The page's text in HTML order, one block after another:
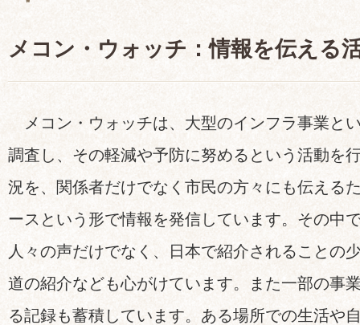
メコン・ウォッチ：情報を伝える
メコン・ウォッチは、大型のインフラ事業と
調査し、その軽減や予防に努めるという活動を
況を、関係者だけでなく市民の方々にも伝える
ースという形で情報を発信しています。その中
人々の声だけでなく、日本で紹介されることの
道の紹介なども心がけています。また一部の事
る記録も蓄積しています。ある場所での生活や